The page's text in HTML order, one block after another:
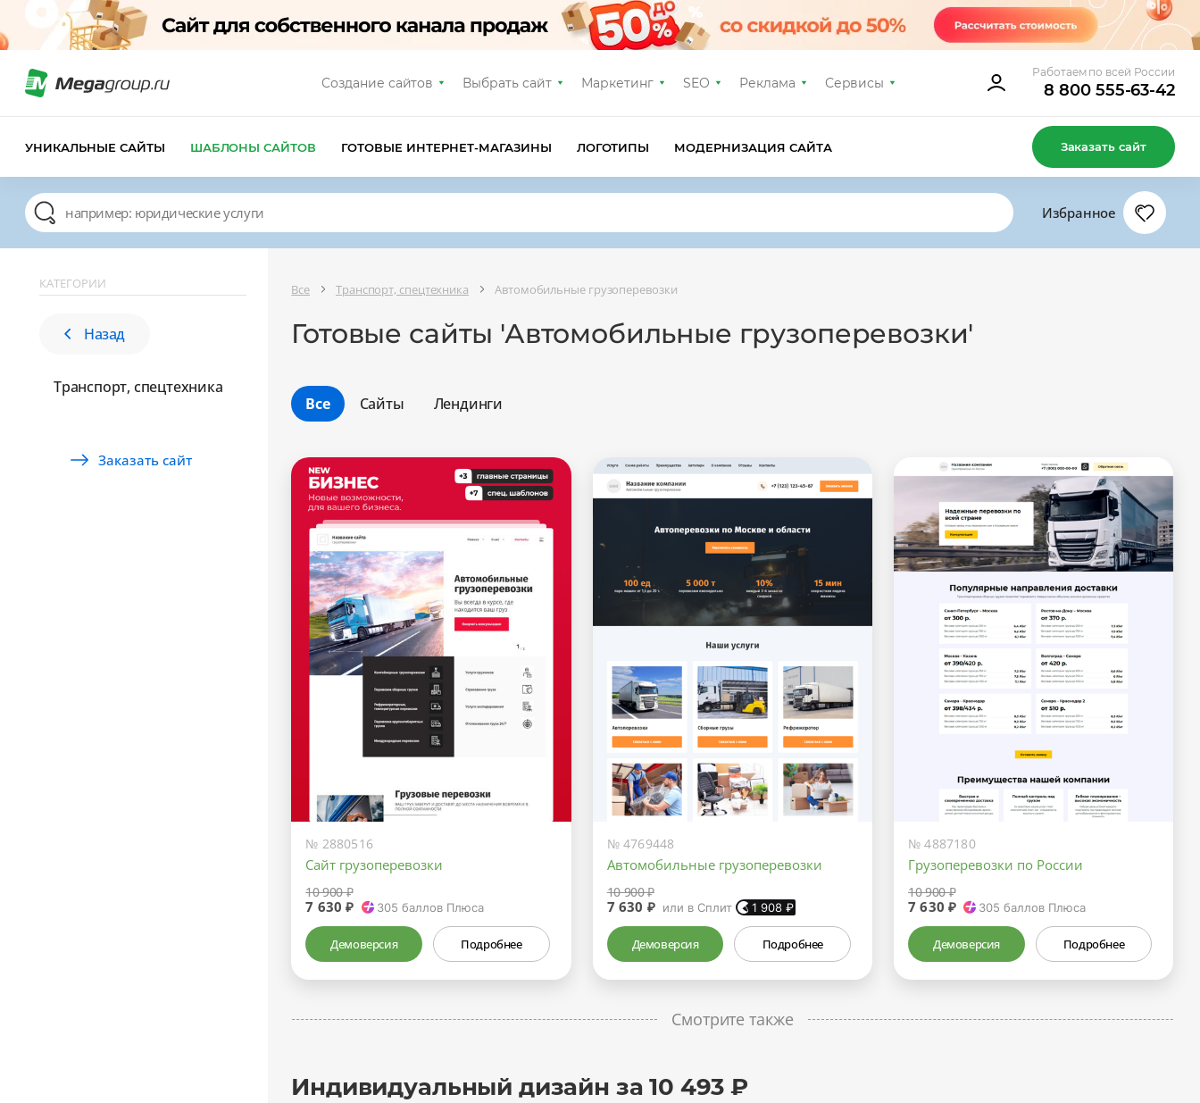
Создание сайтов Выбрать сайт Маркетинг SEO Реклама Сервисы
Работаем по всей России
8 800 555-63-42
УНИКАЛЬНЫЕ САЙТЫ ШАБЛОНЫ САЙТОВ ГОТОВЫЕ ИНТЕРНЕТ-МАГАЗИНЫ ЛОГОТИПЫ МОДЕРНИЗАЦИЯ САЙТА Заказать сайт
Избранное
КАТЕГОРИИ
Назад
Транспорт, спецтехника
Заказать сайт
Все Транспорт, спецтехника Автомобильные грузоперевозки
Готовые сайты 'Автомобильные грузоперевозки'
Все Сайты Лендинги
№ 2880516
Сайт грузоперевозки
10 900 ₽
7 630 ₽ 305 баллов Плюса
Демоверсия Подробнее
№ 4769448
Автомобильные грузоперевозки
10 900 ₽
7 630 ₽ или в Сплит 1 908 ₽
Демоверсия Подробнее
№ 4887180
Грузоперевозки по России
10 900 ₽
7 630 ₽ 305 баллов Плюса
Демоверсия Подробнее
Смотрите также
Индивидуальный дизайн за 10 493 ₽